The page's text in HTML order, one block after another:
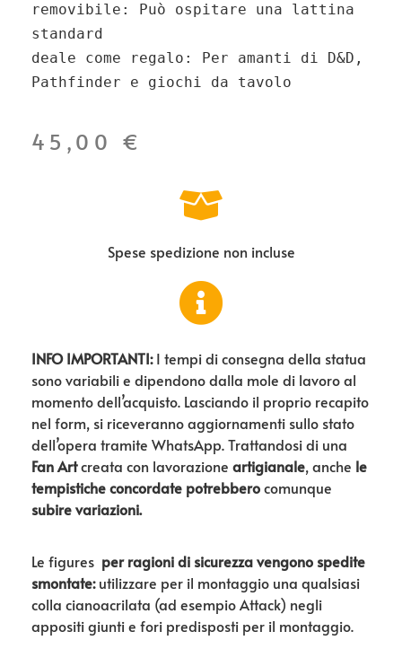
removibile : Può ospitare una lattina
deale come regalo : Per amanti di D&D,
Pathfinder e giochi da tavolo
45,00 €
Spese spedizione non incluse
INFO IMPORTANTI:I tempi di consegna della statua
sono variabili e dipendono dalla mole di lavoro al
momento dell’acquisto. Lasciando il proprio recapito
nel form, si riceveranno aggiornamenti sullo stato
dell’opera tramite WhatsApp. Trattandosi di una
Fan Artcreata con lavorazione artigianale, anche le
tempistiche concordate potrebberocomunque
subire variazioni.
Le figures per ragioni di sicurezza vengono spedite
smontate:utilizzare per il montaggio una qualsiasi
colla cianoacrilata (ad esempio Attack) negli
appositi giunti e fori predisposti per il montaggio.